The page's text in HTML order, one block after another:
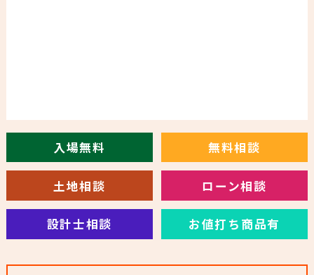
入場無料 無料相談
土地相談 ローン相談
設計士相談 お値打ち商品有